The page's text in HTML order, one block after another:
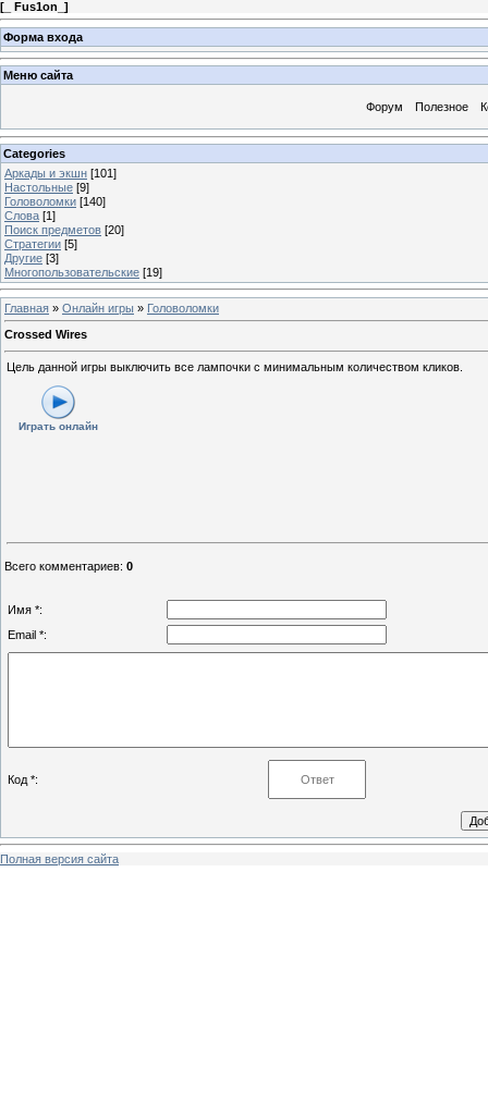
[ _ Fus1on_ ]
Форма входа
Меню сайта
Форум Полезное
Categories
Аркады и экшн [101]
Настольные [9]
Головоломки [140]
Слова [1]
Поиск предметов [20]
Стратегии [5]
Другие [3]
Многопользовательские [19]
Главная » Онлайн игры » Головоломки
Crossed Wires
Цель данной игры выключить все лампочки с минимальным количеством кликов.
Играть онлайн
Всего комментариев: 0
Имя *:
Email *:
Код *:
Полная версия сайта